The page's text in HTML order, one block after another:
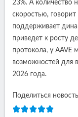
23%. А количество
скоростью, говорит
поддерживает
приведет к росту
протокола, у AAVE
возможностей для
2026 года.
Поделиться